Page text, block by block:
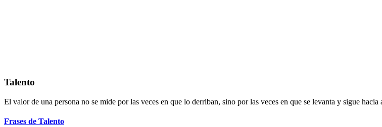
Talento
El valor de una persona no se mide por las veces en que lo derriban, sino por las veces en que se levanta y sigue hacia
Frases de Talento